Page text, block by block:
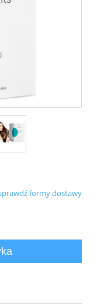
płatnościformy dostawy